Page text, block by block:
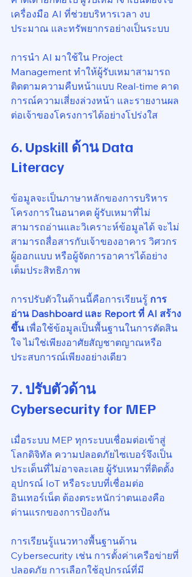
เครื่องมือ AI ที่ช่วยบริหารเวลา งบ
ประมาณ และทรัพยากรอย่างเป็นระบบ
การนำ AI มาใช้ใน Project
Management ทำให้ผู้รับเหมาสามารถ
ติดตามความคืบหน้าแบบ Real-time คาด
การณ์ความเสี่ยงล่วงหน้า และรายงานผล
ต่อเจ้าของโครงการได้อย่างโปร่งใส
6. Upskill ด้าน Data
Literacy
ข้อมูลจะเป็นภาษาหลักของการบริหาร
โครงการในอนาคต ผู้รับเหมาที่ไม่
สามารถอ่านและวิเคราะห์ข้อมูลได้ จะไม่
สามารถสื่อสารกับเจ้าของอาคาร วิศวกร
ผู้ออกแบบ หรือผู้จัดการอาคารได้อย่าง
เต็มประสิทธิภาพ
การปรับตัวในด้านนี้คือการเรียนรู้ การ
อ่าน Dashboard และ Report ที่ AI สร้าง
ขึ้น เพื่อใช้ข้อมูลเป็นพื้นฐานในการตัดสิน
ใจ ไม่ใช่เพียงอาศัยสัญชาตญาณหรือ
ประสบการณ์เพียงอย่างเดียว
7. ปรับตัวด้าน
Cybersecurity for MEP
เมื่อระบบ MEP ทุกระบบเชื่อมต่อเข้าสู่
โลกดิจิทัล ความปลอดภัยไซเบอร์จึงเป็น
ประเด็นที่ไม่อาจละเลย ผู้รับเหมาที่ติดตั้ง
อุปกรณ์ IoT หรือระบบที่เชื่อมต่อ
อินเทอร์เน็ต ต้องตระหนักว่าตนเองคือ
ด่านแรกของการป้องกัน
การเรียนรู้แนวทางพื้นฐานด้าน
Cybersecurity เช่น การตั้งค่าเครือข่ายที่
ปลอดภัย การเลือกใช้อุปกรณ์ที่มี